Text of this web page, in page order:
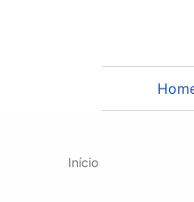
Início